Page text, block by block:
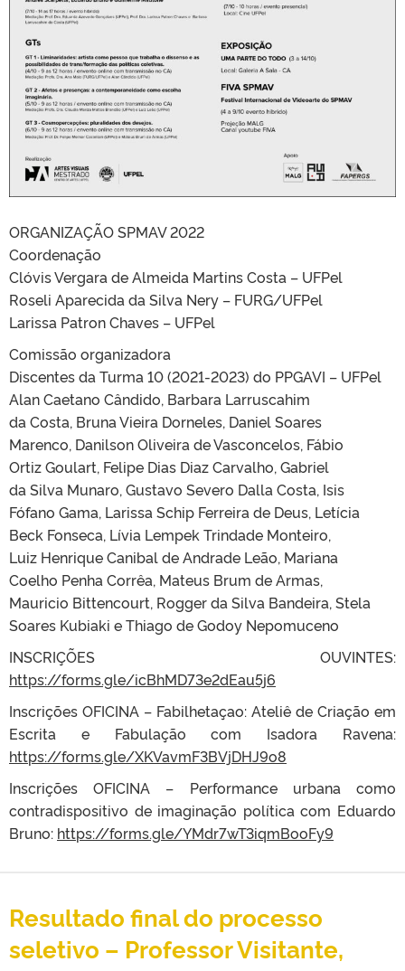
ORGANIZAÇÃO SPMAV 2022
Coordenação
Clóvis Vergara de Almeida Martins Costa – UFPel
Roseli Aparecida da Silva Nery – FURG/UFPel
Larissa Patron Chaves – UFPel
Comissão organizadora
Discentes da Turma 10 (2021-2023) do PPGAVI – UFPel
Alan Caetano Cândido, Barbara Larruscahim
da Costa, Bruna Vieira Dorneles, Daniel Soares
Marenco, Danilson Oliveira de Vasconcelos, Fábio
Ortiz Goulart, Felipe Dias Diaz Carvalho, Gabriel
da Silva Munaro, Gustavo Severo Dalla Costa, Isis
Fófano Gama, Larissa Schip Ferreira de Deus, Letícia
Beck Fonseca, Lívia Lempek Trindade Monteiro,
Luiz Henrique Canibal de Andrade Leão, Mariana
Coelho Penha Corrêa, Mateus Brum de Armas,
Mauricio Bittencourt, Rogger da Silva Bandeira, Stela
Soares Kubiaki e Thiago de Godoy Nepomuceno
INSCRIÇÕES OUVINTES:
https://forms.gle/icBhMD73e2dEau5j6
Inscrições OFICINA – Fabilhetaçao: Ateliê de Criação em
Escrita e Fabulação com Isadora Ravena:
https://forms.gle/XKVavmF3BVjDHJ9o8
Inscrições OFICINA – Performance urbana como
contradispositivo de imaginação política com Eduardo
Bruno: https://forms.gle/YMdr7wT3iqmBooFy9
Resultado final do processo
seletivo – Professor Visitante,